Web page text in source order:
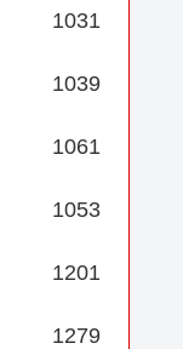
1031
1039
1061
1053
1201
1279